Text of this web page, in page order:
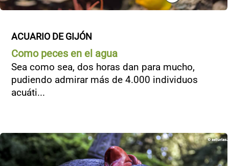
ACUARIO DE GIJÓN
Como peces en el agua
Sea como sea, dos horas dan para mucho,
pudiendo admirar más de 4.000 individuos
acuáti...